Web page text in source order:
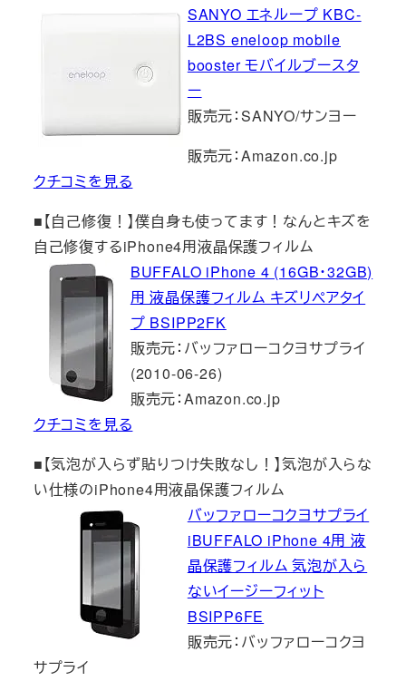
SANYO エネループ KBC-
L2BS eneloop mobile
booster モバイルブースタ
ー
販売元：SANYO/サンヨー
販売元：Amazon.co.jp
クチコミを見る
■【自己修復！】僕自身も使ってます！なんとキズを
自己修復するiPhone4用液晶保護フィルム
BUFFALO iPhone 4 (16GB・32GB)
用 液晶保護フィルム キズリペアタイ
プ BSIPP2FK
販売元：バッファローコクヨサプライ
(2010-06-26)
販売元：Amazon.co.jp
クチコミを見る
■【気泡が入らず貼りつけ失敗なし！】気泡が入らな
い仕様のiPhone4用液晶保護フィルム
バッファローコクヨサプライ
iBUFFALO iPhone 4用 液
晶保護フィルム 気泡が入ら
ないイージーフィット
BSIPP6FE
販売元：バッファローコクヨ
サプライ